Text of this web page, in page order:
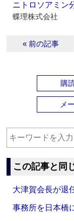
ニトロソアミン
蝶理株式会社
« 前の記事
購
メ
この記事と同
大津賀会長が退
事務所を日本橋